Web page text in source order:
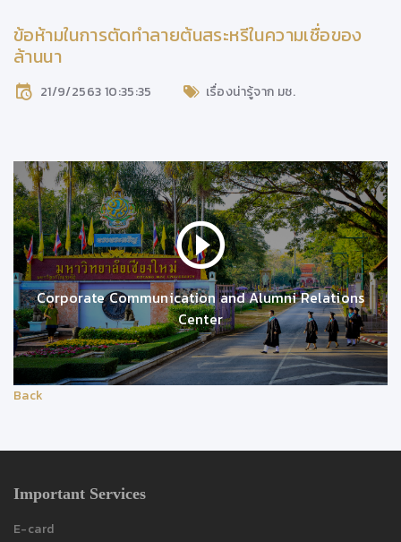
ข้อห้ามในการตัดทำลายต้นสระหรีในความเชื่อของ
ล้านนา
21/9/2563 10:35:35 เรื่องน่ารู้จาก มช.
Corporate Communication and Alumni Relations
Center
Back
Important Services
E-card